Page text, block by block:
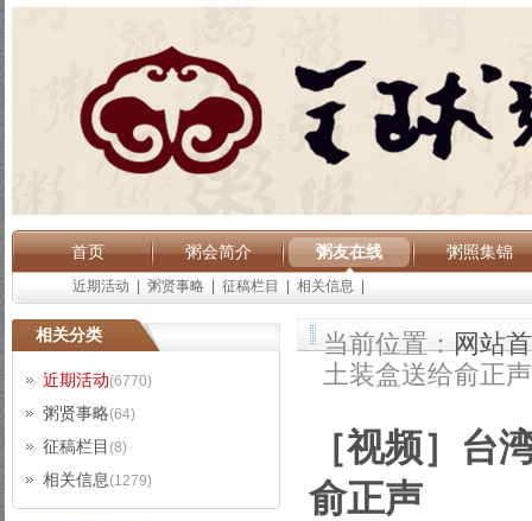
首页 粥会简介 粥友在线 粥照集锦
近期活动 粥贤事略 征稿栏目 相关信息
相关分类
近期活动(6770)
粥贤事略(64)
征稿栏目 (8)
相关信息(1279)
当前位置：网站
土装盒送给俞正声
［视频］台
俞正声